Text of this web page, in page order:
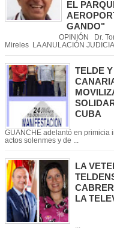
EL
GANDO"
OPINIÓN Dr. Tomás
Mireles LA ANULACIÓN
TELDE
CUBA
GUANCHE adelantó en primicia
actos solenmes y de ...
LA
LA